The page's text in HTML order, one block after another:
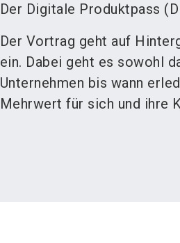
Der Digitale Produktpass
Der Vortrag geht auf
ein. Dabei geht es sowohl
Unternehmen bis wann
Mehrwert für sich und ihre